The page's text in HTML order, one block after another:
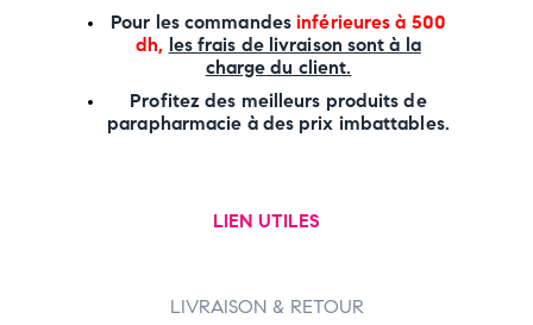
Pour les commandesinférieures à 500
dh, les frais de livraison sont à la
charge du client.
Profitez des meilleurs produits de
parapharmacie à des prix imbattables.
LIEN UTILES
LIVRAISON & RETOUR